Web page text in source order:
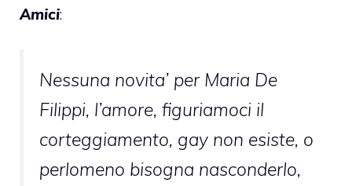
Amici:
Nessuna novita’ per Maria De
Filippi, l’amore, figuriamoci il
corteggiamento, gay non esiste, o
perlomeno bisogna nasconderlo,